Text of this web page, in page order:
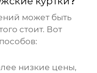
может быть
стоит. Вот
низкие цены,